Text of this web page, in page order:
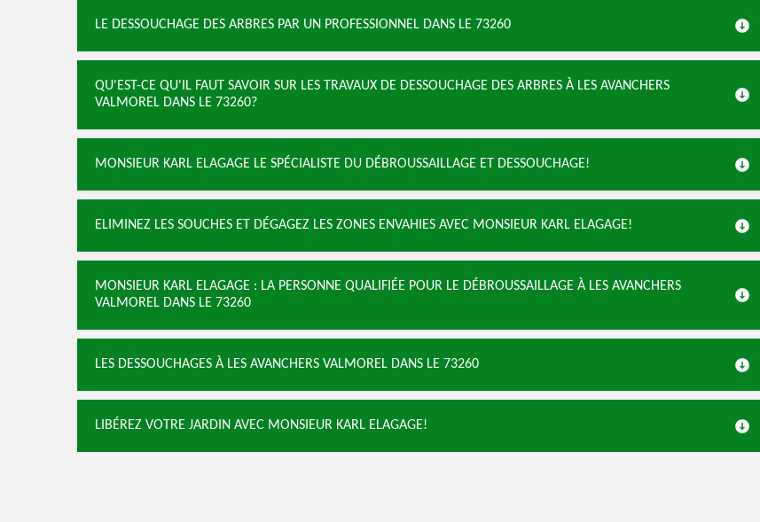
LE DESSOUCHAGE DES ARBRES PAR UN PROFESSIONNEL DANS LE 73260
QU'EST-CE QU'IL FAUT SAVOIR SUR LES TRAVAUX DE DESSOUCHAGE DES ARBRES À LES AVANCHERS
VALMOREL DANS LE 73260?
MONSIEUR KARL ELAGAGE LE SPÉCIALISTE DU DÉBROUSSAILLAGE ET DESSOUCHAGE!
ELIMINEZ LES SOUCHES ET DÉGAGEZ LES ZONES ENVAHIES AVEC MONSIEUR KARL ELAGAGE!
MONSIEUR KARL ELAGAGE : LA PERSONNE QUALIFIÉE POUR LE DÉBROUSSAILLAGE À LES AVANCHERS
VALMOREL DANS LE 73260
LES DESSOUCHAGES À LES AVANCHERS VALMOREL DANS LE 73260
LIBÉREZ VOTRE JARDIN AVEC MONSIEUR KARL ELAGAGE!